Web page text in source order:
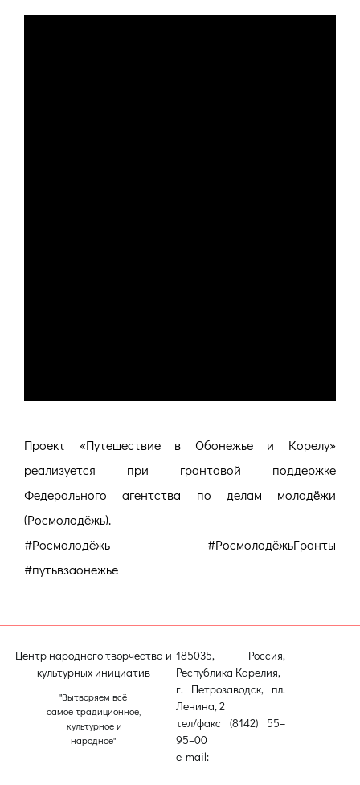
Проект «Путешествие в Обонежье и Корелу»
реализуется при грантовой поддержке
Федерального агентства по делам молодёжи
(Росмолодёжь).
#Росмолодёжь #РосмолодёжьГранты
#путьвзаонежье
Центр народного творчества и
культурных инициатив
"Вытворяем всё
самое традиционное,
культурное и
народное"
185035, Россия,
Республика Карелия,
г. Петрозаводск, пл.
Ленина, 2
тел/факс (8142) 55–
95–00
e-mail: